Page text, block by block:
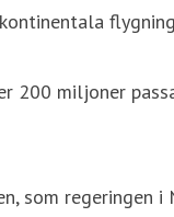
200 miljoner
som